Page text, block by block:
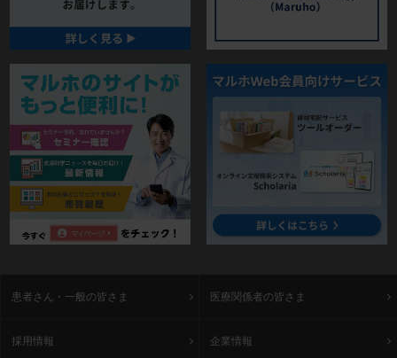
患者さん・一般の皆さま 医療関係者の皆さま
採用情報 企業情報